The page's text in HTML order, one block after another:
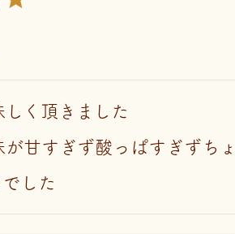
しく頂きました
が甘すぎず酸っぱすぎずち